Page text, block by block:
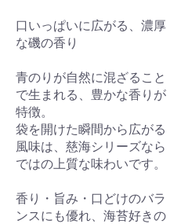
口いっぱいに広がる、濃厚
な磯の香り
青のりが自然に混ざること
で生まれる、豊かな香りが
特徴。
袋を開けた瞬間から広がる
風味は、慈海シリーズなら
ではの上質な味わいです。
香り・旨み・口どけのバラ
ンスにも優れ、海苔好きの